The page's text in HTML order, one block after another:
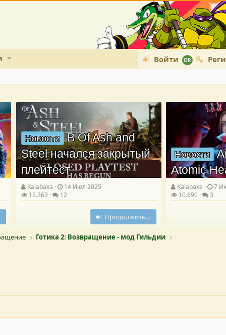
Войти
Новости В Of Ash and
Steel начался закрытый
плейтест
Kalabaxa
14 Июл 2025
15.363
12
Продолжить…
Новости
Atomic
Kalabaxa
7
10.690
3
Готика 2: Возвращение - мод Гильдии